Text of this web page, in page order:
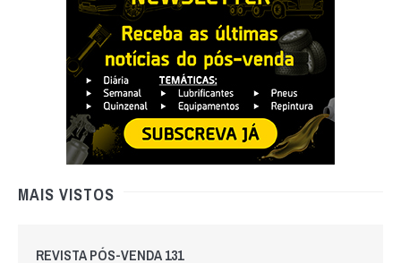
MAIS VISTOS
REVISTA PÓS-VENDA 131